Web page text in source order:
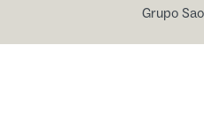
Grupo